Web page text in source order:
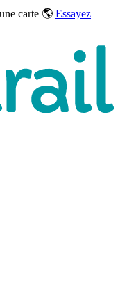
carte 🌎 Essayez